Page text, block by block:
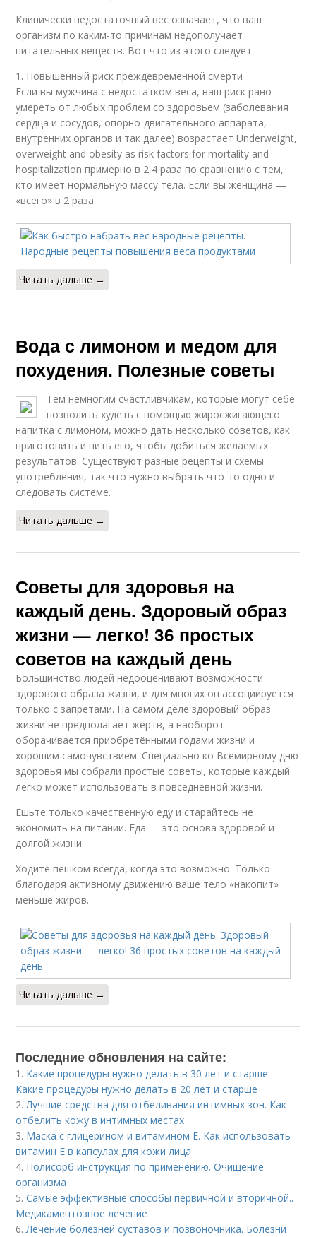
Клинически недостаточный вес означает, что ваш
организм по каким-то причинам недополучает
питательных веществ. Вот что из этого следует.
1. Повышенный риск преждевременной смерти
Если вы мужчина с недостатком веса, ваш риск рано
умереть от любых проблем со здоровьем (заболевания
сердца и сосудов, опорно-двигательного аппарата,
внутренних органов и так далее) возрастает Underweight,
overweight and obesity as risk factors for mortality and
hospitalization примерно в 2,4 раза по сравнению с тем,
кто имеет нормальную массу тела. Если вы женщина —
«всего» в 2 раза.
Читать дальше →
Вода с лимоном и медом для
похудения. Полезные советы
Тем немногим счастливчикам, которые могут себе
позволить худеть с помощью жиросжигающего
напитка с лимоном, можно дать несколько советов, как
приготовить и пить его, чтобы добиться желаемых
результатов. Существуют разные рецепты и схемы
употребления, так что нужно выбрать что-то одно и
следовать системе.
Читать дальше →
Советы для здоровья на
каждый день. Здоровый образ
жизни — легко! 36 простых
советов на каждый день
Большинство людей недооценивают возможности
здорового образа жизни, и для многих он ассоциируется
только с запретами. На самом деле здоровый образ
жизни не предполагает жертв, а наоборот —
оборачивается приобретёнными годами жизни и
хорошим самочувствием. Специально ко Всемирному дню
здоровья мы собрали простые советы, которые каждый
легко может использовать в повседневной жизни.
Ешьте только качественную еду и старайтесь не
экономить на питании. Еда — это основа здоровой и
долгой жизни.
Ходите пешком всегда, когда это возможно. Только
благодаря активному движению ваше тело «накопит»
меньше жиров.
Читать дальше →
Последние обновления на сайте:
1. Какие процедуры нужно делать в 30 лет и старше.
Какие процедуры нужно делать в 20 лет и старше
2.Лучшие средства для отбеливания интимных зон. Как
отбелить кожу в интимных местах
3. Маска с глицерином и витамином Е. Как использовать
витамин E в капсулах для кожи лица
4. Полисорб инструкция по применению. Очищение
организма
5.Самые эффективные способы первичной и вторичной..
Медикаментозное лечение
6.Лечение болезней суставов и позвоночника. Болезни